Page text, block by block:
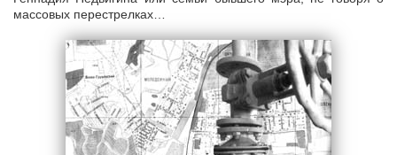
массовых перестрелках…